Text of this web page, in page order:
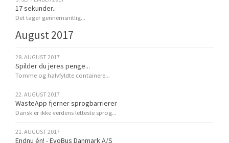
17 sekunder..
Det tager gennemsnitlig...
August 2017
28. AUGUST 2017
Spilder du jeres penge...
Tomme og halvfyldte containere...
22. AUGUST 2017
WasteApp fjerner sprogbarrierer
Dansk er ikke verdens letteste sprog...
21. AUGUST 2017
Endnu én! - EvoBus Danmark A/S